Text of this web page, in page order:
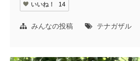
いいね！ 14
みんなの投稿 テナガザル